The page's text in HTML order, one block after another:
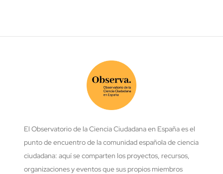
El Observatorio de la Ciencia Ciudadana en España es el
punto de encuentro de la comunidad española de ciencia
ciudadana: aquí se comparten los proyectos, recursos,
organizaciones y eventos que sus propios miembros